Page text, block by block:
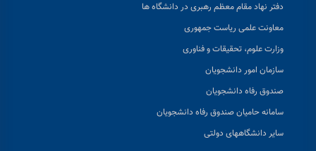
دفتر نهاد مقام معظم رهبری در دانشگاه ها
معاونت علمی ریاست جمهوری
وزارت علوم، تحقیقات و فناوری
سازمان امور دانشجویان
صندوق رفاه دانشجویان
سامانه حامیان صندوق رفاه دانشجویان
سایر دانشگاههای دولتی